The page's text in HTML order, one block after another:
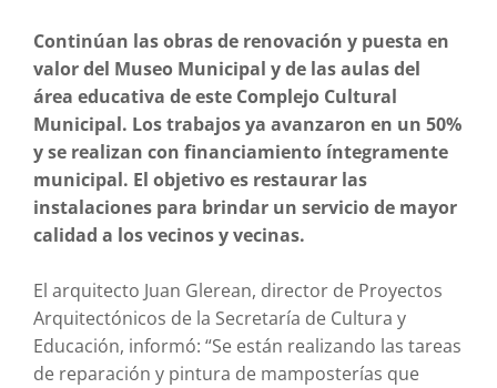
Continúan las obras de renovación y puesta en
valor del Museo Municipal y de las aulas del
área educativa de este Complejo Cultural
Municipal. Los trabajos ya avanzaron en un 50%
y se realizan con financiamiento íntegramente
municipal. El objetivo es restaurar las
instalaciones para brindar un servicio de mayor
calidad a los vecinos y vecinas.
El arquitecto Juan Glerean, director de Proyectos
Arquitectónicos de la Secretaría de Cultura y
Educación, informó: “Se están realizando las tareas
de reparación y pintura de mamposterías que